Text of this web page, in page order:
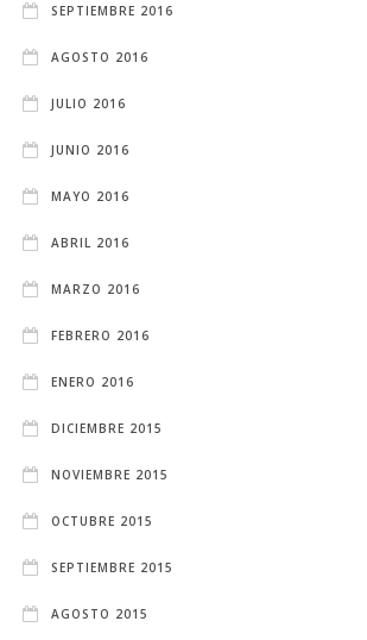
SEPTIEMBRE 2016
AGOSTO 2016
JULIO 2016
JUNIO 2016
MAYO 2016
ABRIL 2016
MARZO 2016
FEBRERO 2016
ENERO 2016
DICIEMBRE 2015
NOVIEMBRE 2015
OCTUBRE 2015
SEPTIEMBRE 2015
AGOSTO 2015